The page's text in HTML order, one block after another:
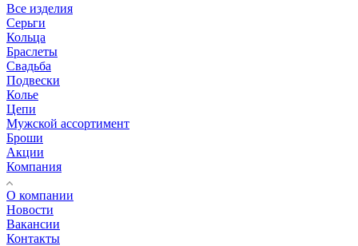
Все изделия
Серьги
Кольца
Браслеты
Свадьба
Подвески
Колье
Цепи
Мужской ассортимент
Броши
Акции
Компания
О компании
Новости
Вакансии
Контакты